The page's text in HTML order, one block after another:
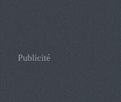
Publicité